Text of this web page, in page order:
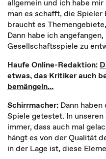
allgemein und ich habe
man es schafft, die
braucht es
Dann habe ich
Gesellschaftsspiele zu
Haufe Online-Redaktion:
etwas, das Kritiker auch
bemängeln…
Schirrmacher: Dann
Spiele getestet. In
immer, dass auch mal
hängt es von der Qualität
in der Lage ist, diese